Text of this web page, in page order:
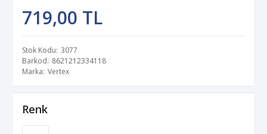
719,00 TL
Stok Kodu 3077
Barkod 8621212334118
Marka Vertex
Renk